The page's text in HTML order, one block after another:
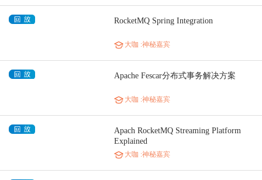
RocketMQ Spring Integration
大咖 :神秘嘉宾
Apache Fescar分布式事务解决方案
大咖 :神秘嘉宾
Apach RocketMQ Streaming Platform
Explained
大咖 :神秘嘉宾